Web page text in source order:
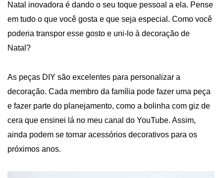
Natal inovadora é dando o seu toque pessoal a ela. Pense
em tudo o que você gosta e que seja especial. Como você
poderia transpor esse gosto e uni-lo à decoração de
Natal?
As peças DIY são excelentes para personalizar a
decoração. Cada membro da família pode fazer uma peça
e fazer parte do planejamento, como a bolinha com giz de
cera que ensinei lá no meu canal do YouTube. Assim,
ainda podem se tornar acessórios decorativos para os
próximos anos.